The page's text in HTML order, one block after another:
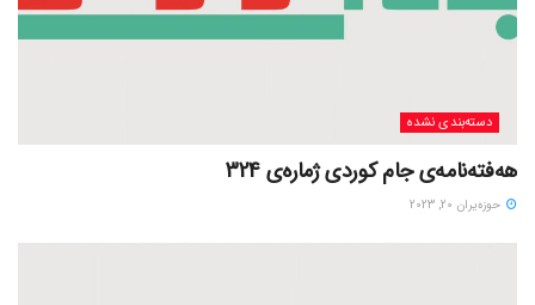
دسته‌بندی نشده
هەفتەنامەی جام کوردی ژمارەی 324
حوزه‌یران 20, 2023